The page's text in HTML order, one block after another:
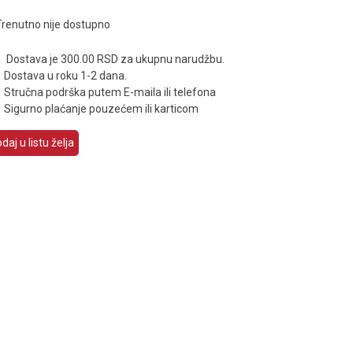
nije dostupno
Dostava je 300.00 RSD za ukupnu narudžbu.
Dostava u roku 1-2 dana.
Stručna podrška putem E-maila ili telefona
Sigurno plaćanje pouzećem ili karticom
u listu želja